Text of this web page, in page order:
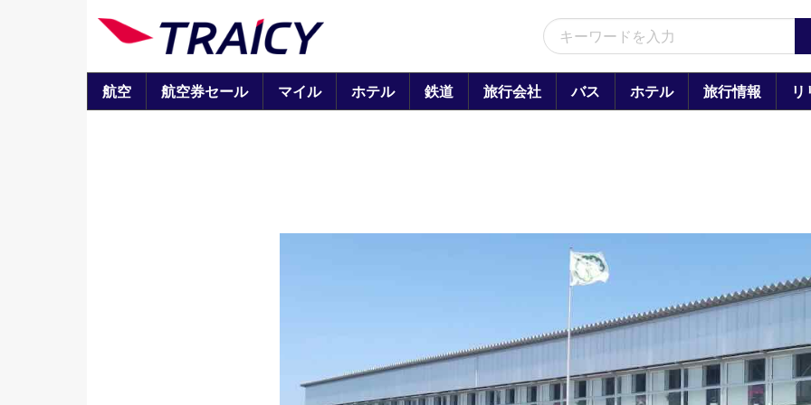
航空 航空券セール マイル ホテル 鉄道 旅行会社 バス ホテル 旅行情報 リ